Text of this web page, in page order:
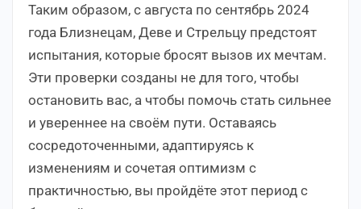
Таким образом, с августа по сентябрь 2024
года Близнецам, Деве и Стрельцу предстоят
испытания, которые бросят вызов их мечтам.
Эти проверки созданы не для того, чтобы
остановить вас, а чтобы помочь стать сильнее
и увереннее на своём пути. Оставаясь
сосредоточенными, адаптируясь к
изменениям и сочетая оптимизм с
практичностью, вы пройдёте этот период с